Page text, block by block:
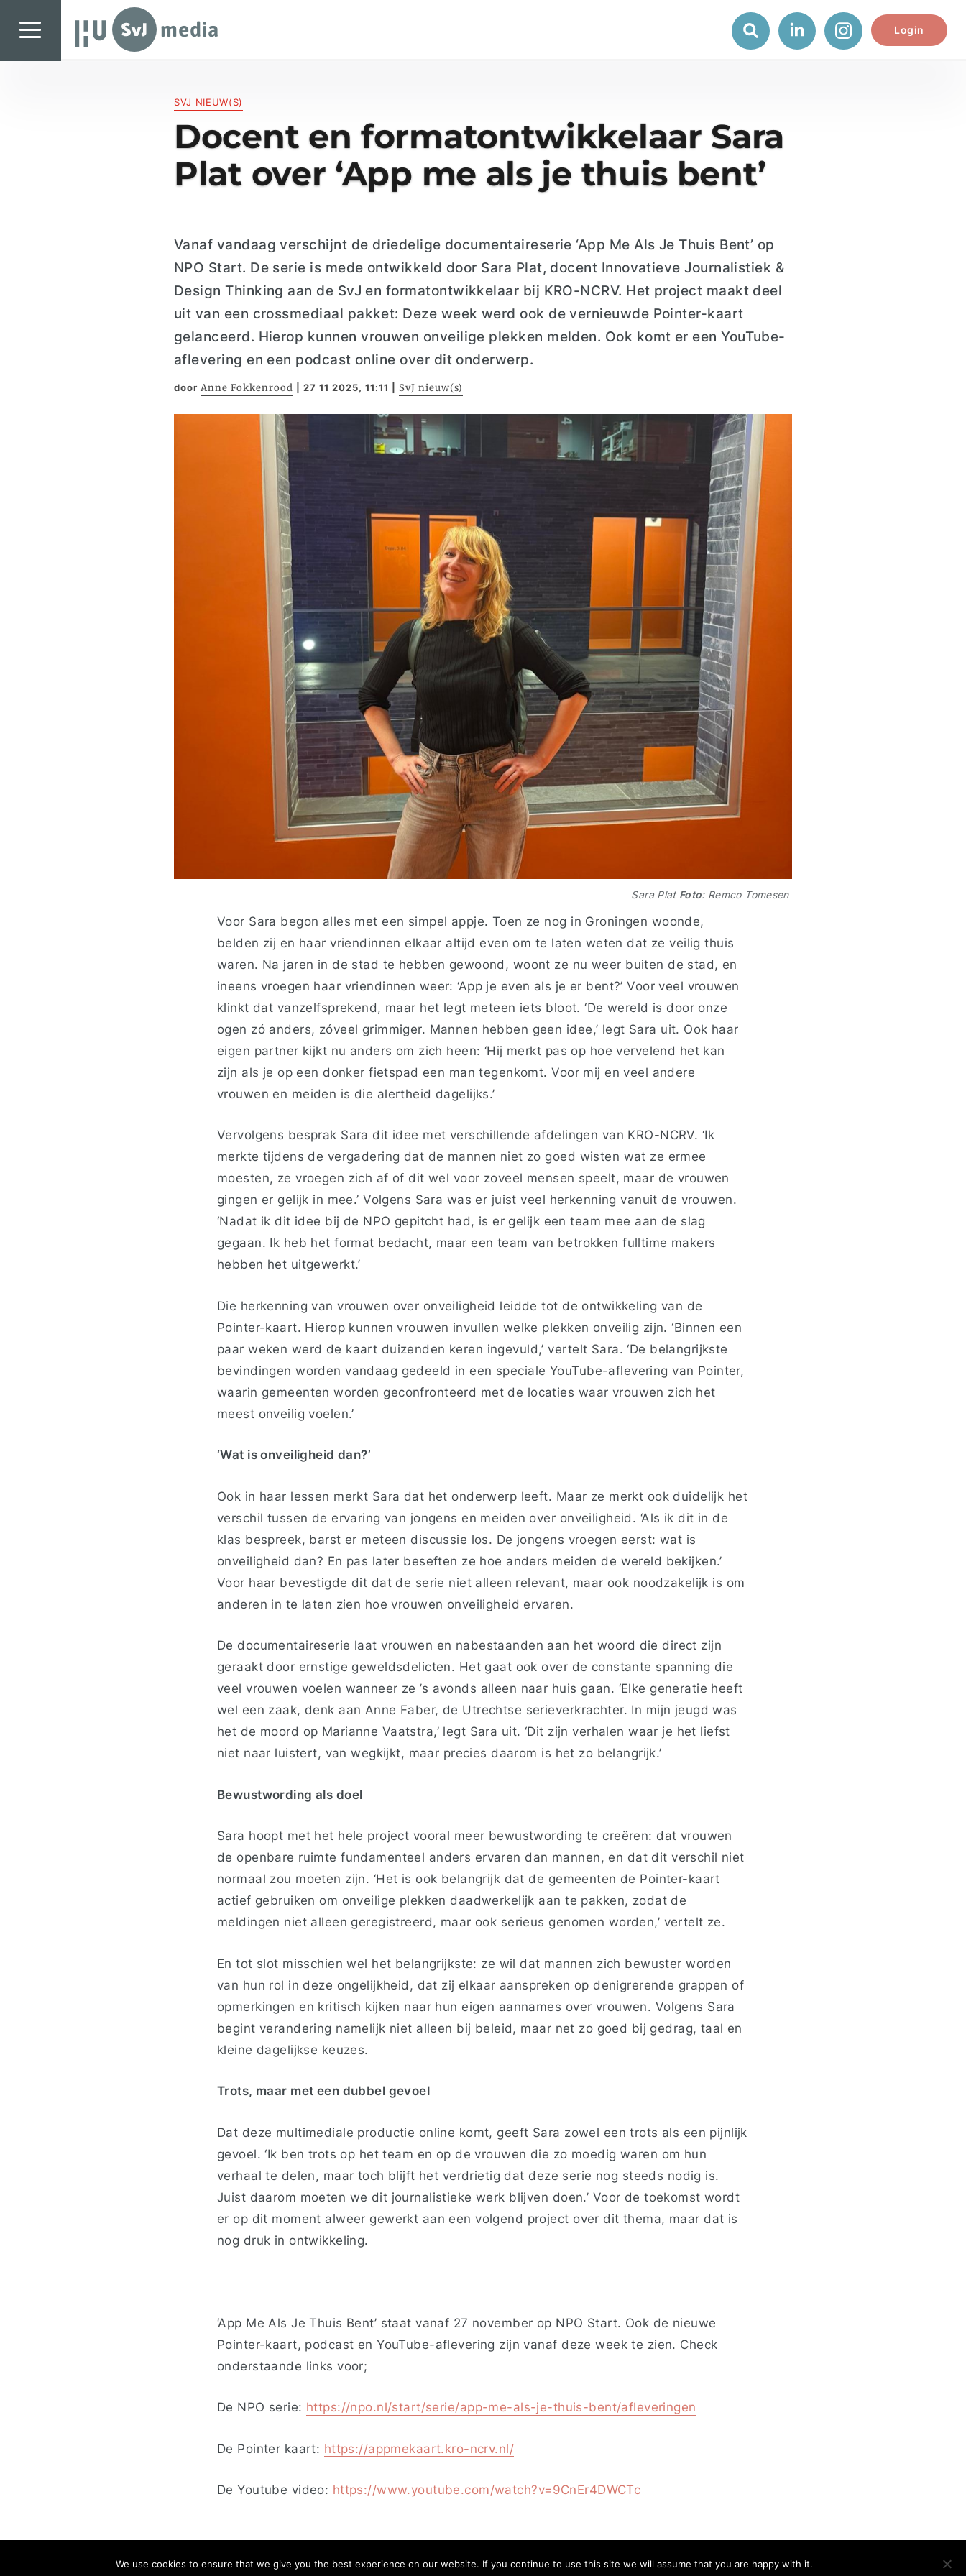
SvJ media Login
SVJ NIEUW(S)
Docent en formatontwikkelaar Sara
Plat over ‘App me als je thuis bent’
Vanaf vandaag verschijnt de driedelige documentaireserie ‘App Me Als Je Thuis Bent’ op
NPO Start. De serie is mede ontwikkeld door Sara Plat, docent Innovatieve Journalistiek &
Design Thinking aan de SvJ en formatontwikkelaar bij KRO-NCRV. Het project maakt deel
uit van een crossmediaal pakket: Deze week werd ook de vernieuwde Pointer-kaart
gelanceerd. Hierop kunnen vrouwen onveilige plekken melden. Ook komt er een YouTube-
aflevering en een podcast online over dit onderwerp.
door Anne Fokkenrood 27 11 2025, 11:11 SvJ nieuw(s)
Sara Plat Foto: Remco Tomesen
Voor Sara begon alles met een simpel appje. Toen ze nog in Groningen woonde,
belden zij en haar vriendinnen elkaar altijd even om te laten weten dat ze veilig thuis
waren. Na jaren in de stad te hebben gewoond, woont ze nu weer buiten de stad, en
ineens vroegen haar vriendinnen weer: ‘App je even als je er bent?’ Voor veel vrouwen
klinkt dat vanzelfsprekend, maar het legt meteen iets bloot. ‘De wereld is door onze
ogen zó anders, zóveel grimmiger. Mannen hebben geen idee,’ legt Sara uit. Ook haar
eigen partner kijkt nu anders om zich heen: ‘Hij merkt pas op hoe vervelend het kan
zijn als je op een donker fietspad een man tegenkomt. Voor mij en veel andere
vrouwen en meiden is die alertheid dagelijks.’
Vervolgens besprak Sara dit idee met verschillende afdelingen van KRO-NCRV. ‘Ik
merkte tijdens de vergadering dat de mannen niet zo goed wisten wat ze ermee
moesten, ze vroegen zich af of dit wel voor zoveel mensen speelt, maar de vrouwen
gingen er gelijk in mee.’ Volgens Sara was er juist veel herkenning vanuit de vrouwen.
‘Nadat ik dit idee bij de NPO gepitcht had, is er gelijk een team mee aan de slag
gegaan. Ik heb het format bedacht, maar een team van betrokken fulltime makers
hebben het uitgewerkt.’
Die herkenning van vrouwen over onveiligheid leidde tot de ontwikkeling van de
Pointer-kaart. Hierop kunnen vrouwen invullen welke plekken onveilig zijn. ‘Binnen een
paar weken werd de kaart duizenden keren ingevuld,’ vertelt Sara. ‘De belangrijkste
bevindingen worden vandaag gedeeld in een speciale YouTube-aflevering van Pointer,
waarin gemeenten worden geconfronteerd met de locaties waar vrouwen zich het
meest onveilig voelen.’
‘Wat is onveiligheid dan?’
Ook in haar lessen merkt Sara dat het onderwerp leeft. Maar ze merkt ook duidelijk het
verschil tussen de ervaring van jongens en meiden over onveiligheid. ‘Als ik dit in de
klas bespreek, barst er meteen discussie los. De jongens vroegen eerst: wat is
onveiligheid dan? En pas later beseften ze hoe anders meiden de wereld bekijken.’
Voor haar bevestigde dit dat de serie niet alleen relevant, maar ook noodzakelijk is om
anderen in te laten zien hoe vrouwen onveiligheid ervaren.
De documentaireserie laat vrouwen en nabestaanden aan het woord die direct zijn
geraakt door ernstige geweldsdelicten. Het gaat ook over de constante spanning die
veel vrouwen voelen wanneer ze ’s avonds alleen naar huis gaan. ‘Elke generatie heeft
wel een zaak, denk aan Anne Faber, de Utrechtse serieverkrachter. In mijn jeugd was
het de moord op Marianne Vaatstra,’ legt Sara uit. ‘Dit zijn verhalen waar je het liefst
niet naar luistert, van wegkijkt, maar precies daarom is het zo belangrijk.’
Bewustwording als doel
Sara hoopt met het hele project vooral meer bewustwording te creëren: dat vrouwen
de openbare ruimte fundamenteel anders ervaren dan mannen, en dat dit verschil niet
normaal zou moeten zijn. ‘Het is ook belangrijk dat de gemeenten de Pointer-kaart
actief gebruiken om onveilige plekken daadwerkelijk aan te pakken, zodat de
meldingen niet alleen geregistreerd, maar ook serieus genomen worden,’ vertelt ze.
En tot slot misschien wel het belangrijkste: ze wil dat mannen zich bewuster worden
van hun rol in deze ongelijkheid, dat zij elkaar aanspreken op denigrerende grappen of
opmerkingen en kritisch kijken naar hun eigen aannames over vrouwen. Volgens Sara
begint verandering namelijk niet alleen bij beleid, maar net zo goed bij gedrag, taal en
kleine dagelijkse keuzes.
Trots, maar met een dubbel gevoel
Dat deze multimediale productie online komt, geeft Sara zowel een trots als een pijnlijk
gevoel. ‘Ik ben trots op het team en op de vrouwen die zo moedig waren om hun
verhaal te delen, maar toch blijft het verdrietig dat deze serie nog steeds nodig is.
Juist daarom moeten we dit journalistieke werk blijven doen.’ Voor de toekomst wordt
er op dit moment alweer gewerkt aan een volgend project over dit thema, maar dat is
nog druk in ontwikkeling.
‘App Me Als Je Thuis Bent’ staat vanaf 27 november op NPO Start. Ook de nieuwe
Pointer-kaart, podcast en YouTube-aflevering zijn vanaf deze week te zien. Check
onderstaande links voor;
De NPO serie: https://npo.nl/start/serie/app-me-als-je-thuis-bent/afleveringen
De Pointer kaart: https://appmekaart.kro-ncrv.nl/
De Youtube video: https://www.youtube.com/watch?v=9CnEr4DWCTc
Privacy Cookies Deze website is afkomstig van de School voor Journalistiek Utrecht en is gemaakt door studenten & docenten
Specials & International
Introductiefestival
Agenda & Vacatures
We use cookies to ensure that we give you the best experience on our website. If you continue to use this site we will assume that you are happy with it.